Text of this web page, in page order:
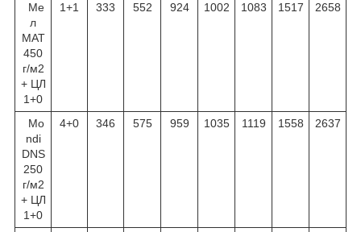
Ме
л
МАТ
450
г/м2
+ ЦЛ
1+0
1+1 333 552 924 1002 1083 1517 2658
Mo
ndi
DNS
250
г/м2
+ ЦЛ
1+0
4+0 346 575 959 1035 1119 1558 2637